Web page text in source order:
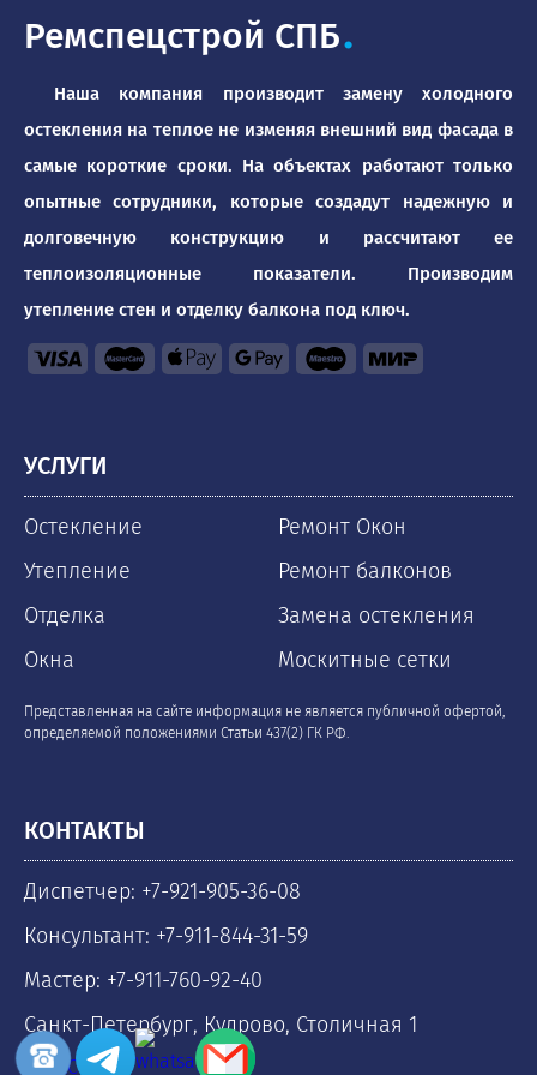
Ремспецстрой СПБ.
Наша компания производит замену холодного
остекления на теплое не изменяя внешний вид фасада в
самые короткие сроки. На объектах работают только
опытные сотрудники, которые создадут надежную и
долговечную конструкцию и рассчитают ее
теплоизоляционные показатели. Производим
утепление стен и отделку балкона под ключ.
УСЛУГИ
Остекление
Утепление
Отделка
Окна
Ремонт Окон
Ремонт балконов
Замена остекления
Москитные сетки
Представленная на сайте информация не является публичной офертой,
определяемой положениями Статьи 437(2) ГК РФ.
КОНТАКТЫ
Диспетчер: +7-921-905-36-08
Консультант: +7-911-844-31-59
Мастер: +7-911-760-92-40
Санкт-Петербург, Кудрово, Столичная 1